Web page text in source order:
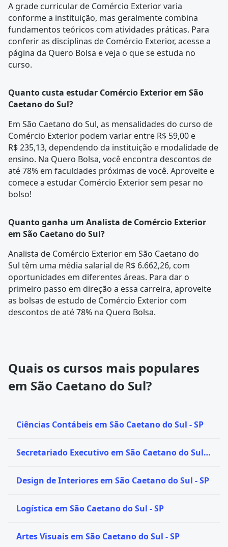
A grade curricularde Comércio Exterior varia
conforme a instituição, mas geralmente combina
fundamentos teóricos com atividades práticas. Para
conferir as disciplinas de Comércio Exterior, acesse a
página da Quero Bolsa e veja o que se estuda no
curso.
Quanto custa estudar Comércio Exterior em São
Caetano do Sul?
Em São Caetano do Sul, as mensalidades do curso de
Comércio Exterior podem variar entre R$ 59,00 e
R$ 235,13, dependendo da instituição e modalidade de
ensino. Na Quero Bolsa, você encontra descontos de
até 78% em faculdades próximas de você. Aproveite e
comece a estudar Comércio Exterior sem pesar no
bolso!
Quanto ganha um Analista de Comércio Exterior
em São Caetano do Sul?
Analista de Comércio Exterior em São Caetano do
Sul têm uma média salarial de R$ 6.662,26, com
oportunidades em diferentes áreas. Para dar o
primeiro passo em direção a essa carreira, aproveite
as bolsas de estudo de Comércio Exterior com
descontos de até 78% na Quero Bolsa.
Quais os cursos mais populares
em São Caetano do Sul?
Ciências Contábeis em São Caetano do Sul - SP
Secretariado Executivo em São Caetano do Sul -
Design de Interiores em São Caetano do Sul - SP
Logística em São Caetano do Sul - SP
Artes Visuais em São Caetano do Sul - SP